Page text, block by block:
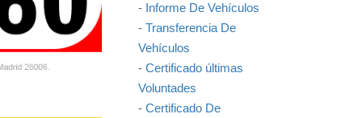
- Informe De Vehículos
- Transferencia De
Vehículos
- Certificado últimas
Voluntades
- Certificado De